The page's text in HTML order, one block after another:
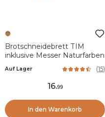
Brotschneidebrett TIM
inklusive Messer Naturfarben
Auf Lager (15)
16.99
In den Warenkorb